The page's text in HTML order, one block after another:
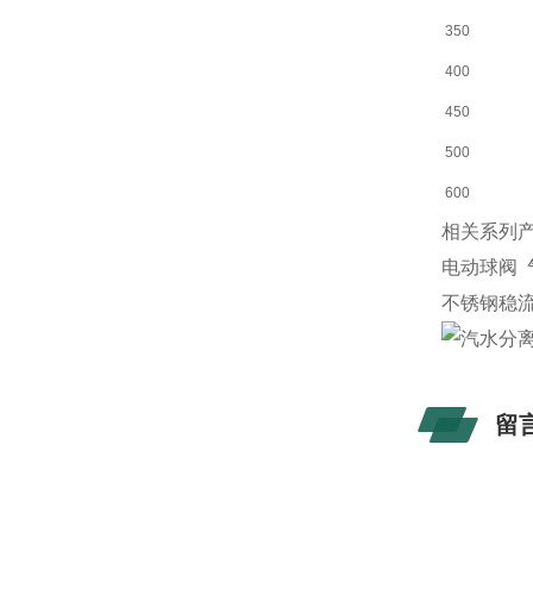
350
400
450
500
600
相关系列
电动球阀
不锈钢稳
留